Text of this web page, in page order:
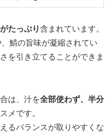
たっぷり含まれています。
鯖の旨味が凝縮されてい
を引き立てることができま
は、汁を全部使わず、半分
メです。
るバランスが取りやすくな